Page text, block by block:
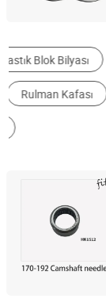
Chongqing
Chongqing,